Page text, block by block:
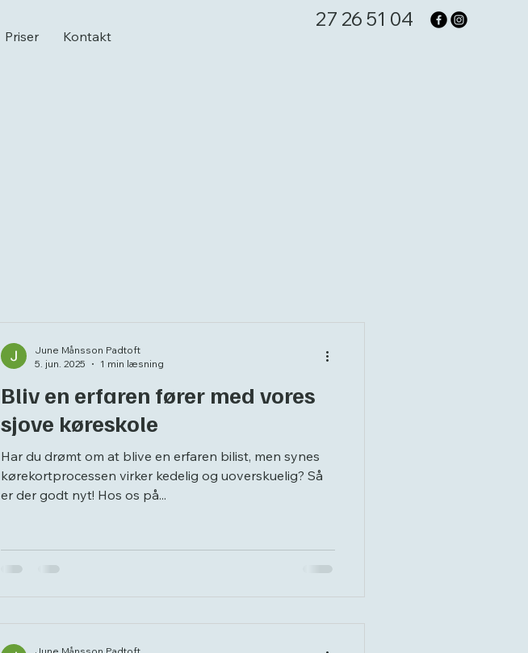
Priser Kontakt
27 26 51 04
Bliv en erfaren fører med vores
sjove køreskole
Har du drømt om at blive en erfaren bilist, men synes
kørekortprocessen virker kedelig og uoverskuelig? Så
er der godt nyt! Hos os på...
June Månsson Padtoft
5. jun. 2025
1 min læsning